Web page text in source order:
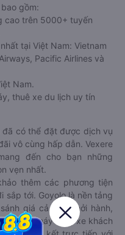
gồm:
cao trên 5000+ tuyến
tại Việt Nam: Vietnam
Pacific Airlines và
Nam.
thuê xe du lịch uy tín
có thể đặt được dịch vụ
vô cùng hấp dẫn. Vexere
đến cho bạn những
vẹn nhất.
thêm các phương tiện
sắp tới. Goyolo là nền tảng
giá cả, giờ khởi hành,
tiện máy bay, xe khách